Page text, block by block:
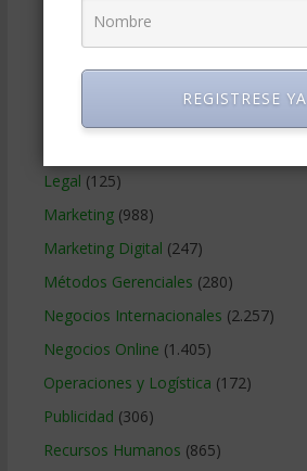
Educacion Gerencial
Estrategia Empresarial(304)
Finanzas Corporativas
Legal (125)
Marketing(988)
Marketing Digital (247)
Métodos Gerenciales (280)
Negocios Internacionales (2.257)
Negocios Online (1.405)
Operaciones y Logística (172)
Publicidad (306)
Recursos Humanos (865)
REGISTRESE YA